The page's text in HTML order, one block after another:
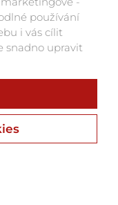
používání
i vás cílit
snadno upravit